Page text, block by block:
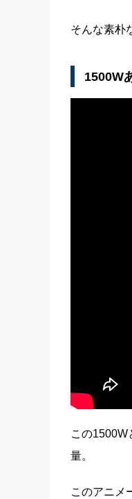
そんな素朴
1500W
この1500W
量。
このアニメ